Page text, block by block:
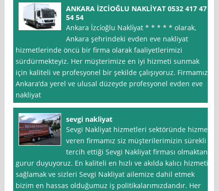
ANKARA İZCİOĞLU NAKLİYAT 0532 417 47
54 54
Ankara İzci̇oğlu Nakli̇yat * * * * * olarak,
Ankara şehrindeki evden eve nakliyat
hizmetlerinde öncü bir firma olarak faaliyetlerimizi
sürdürmekteyiz. Her müşterimize en iyi hizmeti sunmak
için kaliteli ve profesyonel bir şekilde çalışıyoruz. Firmamız,
Ankara’da yerel ve ulusal düzeyde profesyonel evden eve
nakliyat
sevgi nakliyat
Sevgi Nakliyat hizmetleri sektöründe hizmet
veren firmamız siz müşterilerimizin sürekli
tercih ettiği Sevgi Nakliyat firması olmaktan
gurur duyuyoruz. En kaliteli en hızlı ve akılda kalıcı hizmeti
sağlamak ve sizleri Sevgi Nakliyat ailemize dahil etmek
bizim en hassas olduğumuz iş politikalarımızdandır. Her